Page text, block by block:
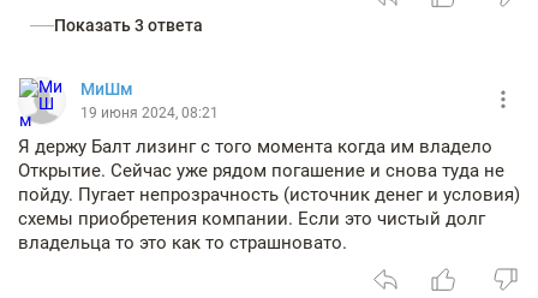
Показать 3 ответа
МиШм
19 июня 2024, 08:21
Я держу Балт лизинг с того момента когда им владело
Открытие. Сейчас уже рядом погашение и снова туда не
пойду. Пугает непрозрачность (источник денег и условия)
схемы приобретения компании. Если это чистый долг
владельца то это как то страшновато.